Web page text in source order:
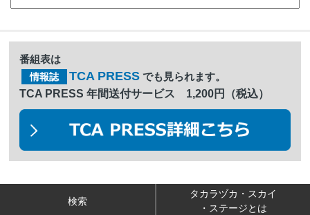
番組表は
情報誌 TCA PRESS でも見られます。
TCA PRESS 年間送付サービス 1,200円（税込）
検索
タカラヅカ・スカイ
・ステージとは